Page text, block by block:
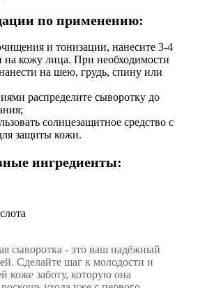
по применению:
и тонизации, нанесите 3-4
на кожу лица. При необходимости
на шею, грудь, спину или
распределите сыворотку до
солнцезащитное средство с
защиты кожи.
ингредиенты:
сыворотка - это ваш надёжный
Сделайте шаг к молодости и
коже заботу, которую она